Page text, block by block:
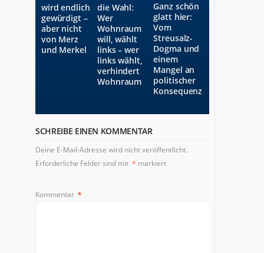
wird endlich
gewürdigt –
aber nicht
von Merz
und Merkel
die Wahl:
Wer
Wohnraum
will, wählt
links – wer
links wählt,
verhindert
Wohnraum
Ganz schön
glatt hier:
Vom
Streusalz-
Dogma und
einem
Mangel an
politischer
Konsequenz
SCHREIBE EINEN KOMMENTAR
Deine E-Mail-Adresse wird nicht veröffentlicht.
Erforderliche Felder sind mit * markiert
Kommentar *